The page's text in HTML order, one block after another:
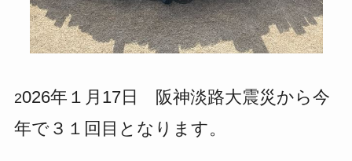
2026年１月17日 阪神淡路大震災から今
年で３１回目となります。